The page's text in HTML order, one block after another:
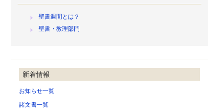
聖書週間とは？
聖書・教理部門
新着情報
お知らせ一覧
諸文書一覧